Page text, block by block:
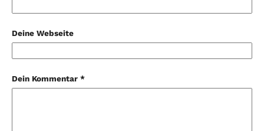
Deine Webseite
Dein Kommentar *